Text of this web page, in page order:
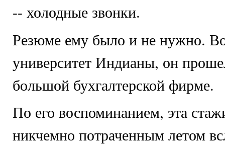
-- холодные звонки.
Резюме ему было и не нужно.
университет Индианы, он
большой бухгалтерской фирме.
По его воспоминанием, эта
никчемно потраченным летом